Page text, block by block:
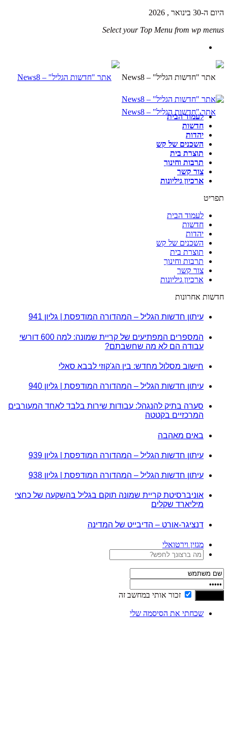
היום ה-30 בינואר , 2026
Select your Top Menu from wp menus
לעמוד הבית
חדשות
יהדות
השכנים של קש
תוצרת בית
תרבות וחינוך
צור קשר
ארכיון גיליונות
תפריט
לעמוד הבית
חדשות
יהדות
השכנים של קש
תוצרת בית
תרבות וחינוך
צור קשר
ארכיון גיליונות
חדשות אחרונות
עיתון חדשות הגליל – המהדורה המודפסת | גליון 941
המספרים המפתיעים של קריית שמונה: למה 600 דורשי
עבודה הם לא מה שחשבתם?
חישוב מסלול מחדש: בין הג'קוזי לבבא סאלי
עיתון חדשות הגליל – המהדורה המודפסת | גליון 940
סערה בתיק להנגהל: עבודות שירות בלבד לאחד המעורבים
המרכזיים בקטטה
באים מאהבה
עיתון חדשות הגליל – המהדורה המודפסת | גליון 939
עיתון חדשות הגליל – המהדורה המודפסת | גליון 938
אוניברסיטת קריית שמונה תוקם בגליל בהשקעה של כחצי
מיליארד שקלים
דנציגר-אורט – הדיבייט של המדינה
מגזין וירטואלי
זכור אותי במחשב זה
שכחתי את הסיסמה שלי